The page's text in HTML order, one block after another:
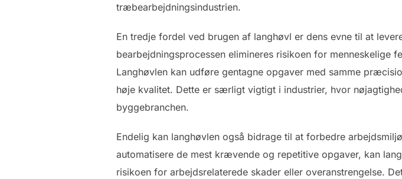
træbearbejdningsindustrien.
En tredje fordel ved brugen af langhøvl er dens evne til at
bearbejdningsprocessen elimineres risikoen for
Langhøvlen kan udføre gentagne opgaver med samme
høje kvalitet. Dette er særligt vigtigt i industrier, hvor
byggebranchen.
Endelig kan langhøvlen også bidrage til at forbedre
automatisere de mest krævende og repetitive opgaver, kan
risikoen for arbejdsrelaterede skader eller overanstrengelse.